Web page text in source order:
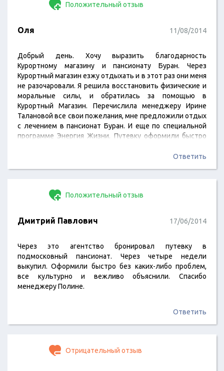
Положительный отзыв
Оля 11/08/2014
Добрый день. Хочу выразить благодарность
Курортному магазину и пансионату Буран. Через
Курортный магазин езжу отдыхать и в этот раз они меня
не разочаровали. Я решила восстановить физические и
моральные силы, и обратилась за помощью в
Курортный Магазин. Перечислила менеджеру Ирине
Талановой все свои пожелания, мне предложили отдых
с лечением в пансионат Буран. И еще по специальной
программе Энергия Жизни. Путевку оформили быстро
устраивает) и еще дали скидку. По отдыху тоже
Ответить
Положительный отзыв
Дмитрий Павлович 17/06/2014
Через это агентство бронировал путевку в
подмосковный пансионат. Через четыре недели
выкупил. Оформили быстро без каких-либо проблем,
все культурно и вежливо объяснили. Спасибо
менеджеру Полине.
Ответить
Отрицательный отзыв